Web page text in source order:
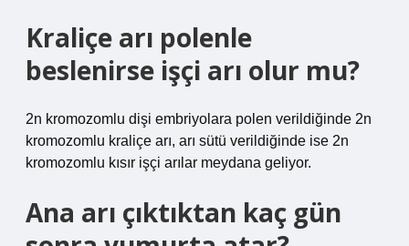
Kraliçe arı polenle
beslenirse işçi arı olur mu?
2n kromozomlu dişi embriyolara polen verildiğinde 2n
kromozomlu kraliçe arı, arı sütü verildiğinde ise 2n
kromozomlu kısır işçi arılar meydana geliyor.
Ana arı çıktıktan kaç gün